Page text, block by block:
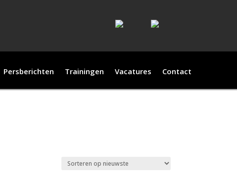
Persberichten Trainingen Vacatures Contact